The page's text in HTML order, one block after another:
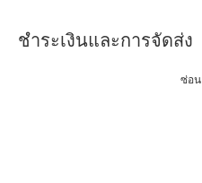
ชำระเงินและการจัดส่ง
ซ่อน